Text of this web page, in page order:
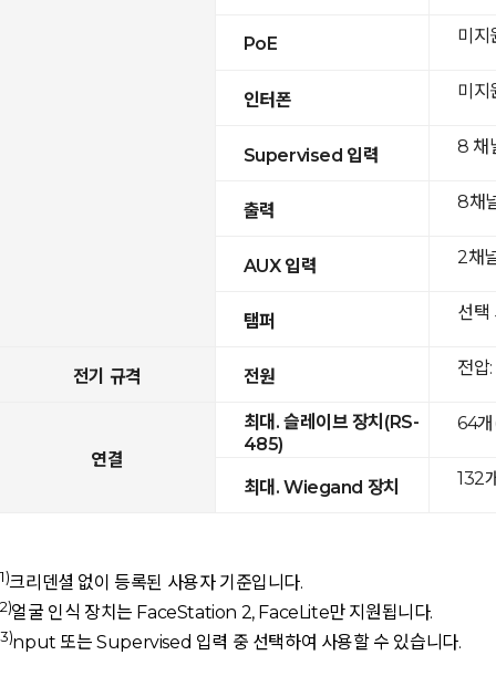
PoE
인터폰
Supervised 입력
출력
AUX 입력
탬퍼
전기 규격 전원
연결
최대. 슬레이브 장치(RS-
485)
최대. Wiegand 장치
미지
미지
8 채
8채
2채
선택
전압
64개
132
1)크리덴셜 없이 등록된 사용자 기준입니다.
2)얼굴 인식 장치는 FaceStation 2, FaceLite만 지원됩니다.
3)nput 또는 Supervised 입력 중 선택하여 사용할 수 있습니다.